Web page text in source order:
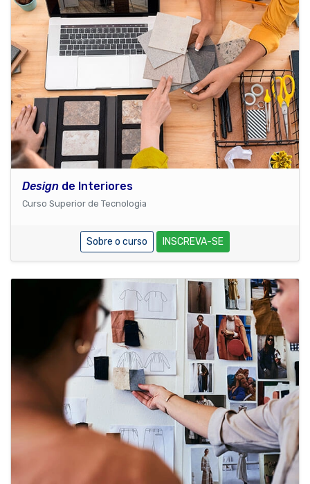
Design de Interiores
Curso Superior de Tecnologia
Sobre o curso INSCREVA-SE